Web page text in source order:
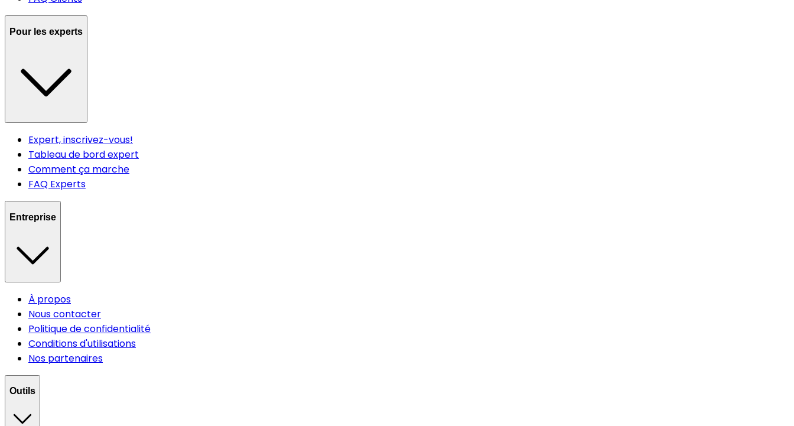
Pour les experts
Expert, inscrivez-vous!
Tableau de bord expert
Comment ça marche
FAQ Experts
Entreprise
À propos
Nous contacter
Politique de confidentialité
Conditions d'utilisations
Nos partenaires
Outils